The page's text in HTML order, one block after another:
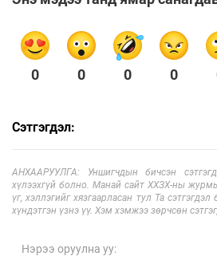
0 0 0 0
Сэтгэгдэл:
АНХААРУУЛГА: Уншигчдын бичсэн
хүлээхгүй болно. Манай сайт ХХЗХ-ны
үг, хэллэгийг хязгаарласан тул Та
хүндэтгэн үзнэ үү. Хэм хэмжээ зөрчсөн